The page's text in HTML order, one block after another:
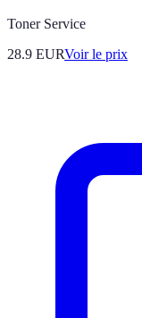
Toner Service
28.9 EURVoir le prix